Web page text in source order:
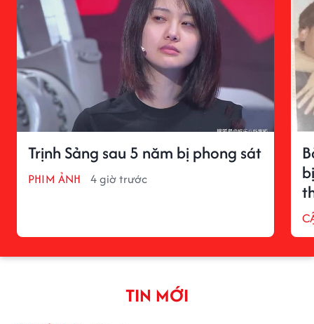
Trịnh Sảng sau 5 năm bị phong sát
PHIM ẢNH 4 giờ trước
TIN MỚI